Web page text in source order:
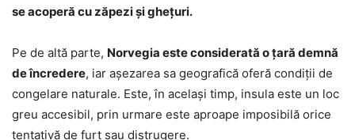
se acoperă cu zăpezi şi gheţuri.
Pe de altă parte, Norvegia este considerată o ţară demnă
de încredere, iar aşezarea sa geografică oferă condiţii de
congelare naturale. Este, în acelaşi timp, insula este un loc
greu accesibil, prin urmare este aproape imposibilă orice
tentativă de furt sau distrugere.